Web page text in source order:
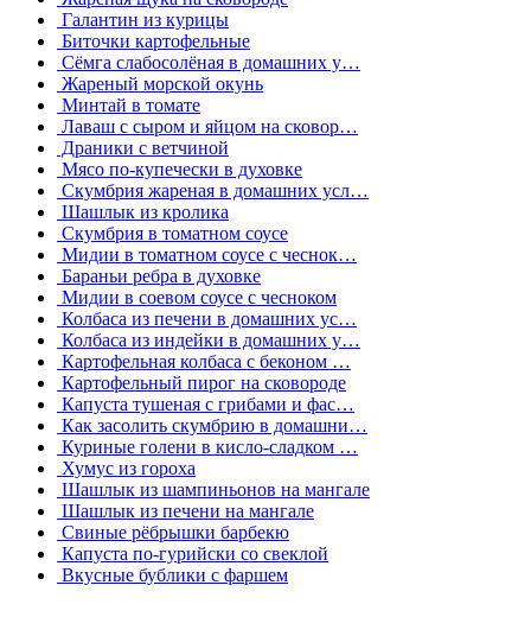
Галантин из курицы
Биточки картофельные
Сёмга слабосолёная в домашних у…
Жареный морской окунь
Минтай в томате
Лаваш с сыром и яйцом на сковор…
Драники с ветчиной
Мясо по-купечески в духовке
Скумбрия жареная в домашних усл…
Шашлык из кролика
Скумбрия в томатном соусе
Мидии в томатном соусе с чеснок…
Бараньи ребра в духовке
Мидии в соевом соусе с чесноком
Колбаса из печени в домашних ус…
Колбаса из индейки в домашних у…
Картофельная колбаса с беконом …
Картофельный пирог на сковороде
Капуста тушеная с грибами и фас…
Как засолить скумбрию в домашни…
Куриные голени в кисло-сладком …
Хумус из гороха
Шашлык из шампиньонов на мангале
Шашлык из печени на мангале
Свиные рёбрышки барбекю
Капуста по-гурийски со свеклой
Вкусные бублики с фаршем